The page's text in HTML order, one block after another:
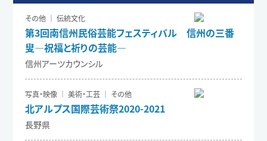
その他 ｜ 伝統文化
第3回南信州民俗芸能フェスティバル 信州の三番
叟―祝福と祈りの芸能―
信州アーツカウンシル
写真・映像 ｜ 美術・工芸 ｜ その他
北アルプス国際芸術祭2020-2021
長野県